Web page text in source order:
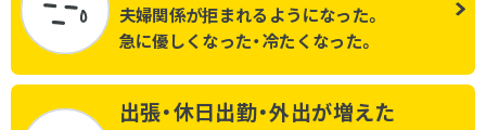
夫婦関係が拒まれるようになった。
急に優しくなった・冷たくなった。
出張・休日出勤・外出が増えた